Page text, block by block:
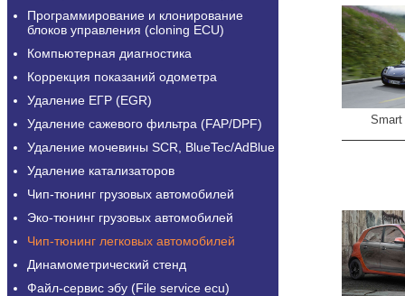
Программирование и клонирование
блоков управления (cloning ECU)
Компьютерная диагностика
Коррекция показаний одометра
Удаление ЕГР (EGR)
Удаление сажевого фильтра (FAP/DPF)
Удаление мочевины SCR, BlueTec/AdBlue
Удаление катализаторов
Чип-тюнинг грузовых автомобилей
Эко-тюнинг грузовых автомобилей
Чип-тюнинг легковых автомобилей
Динамометрический стенд
Файл-сервис эбу (File service ecu)
Smart